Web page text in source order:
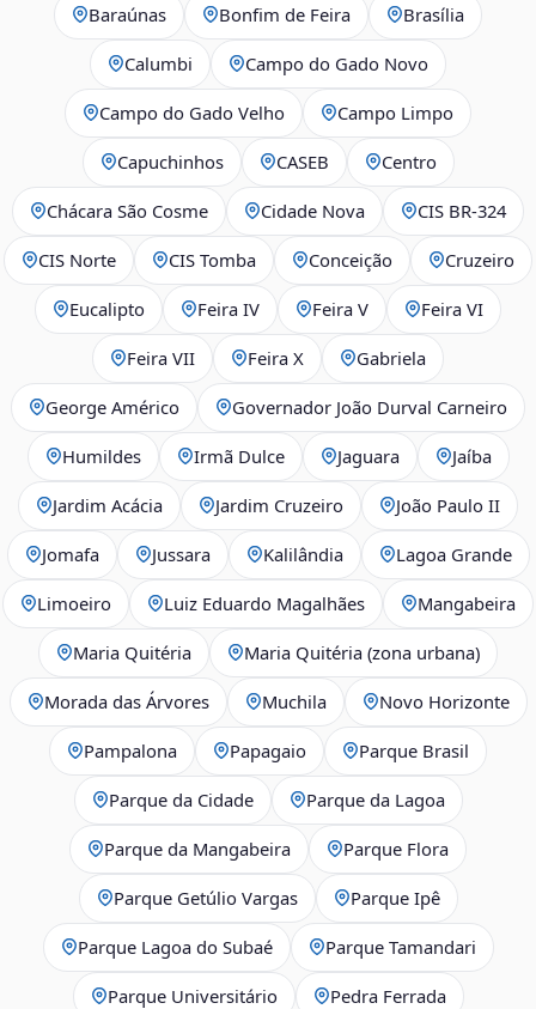
Baraúnas Bonfim de Feira Brasília
Calumbi Campo do Gado Novo
Campo do Gado Velho Campo Limpo
Capuchinhos CASEB Centro
Chácara São Cosme Cidade Nova CIS BR‑324
CIS Norte CIS Tomba Conceição Cruzeiro
Eucalipto Feira IV Feira V Feira VI
Feira VII Feira X Gabriela
George Américo Governador João Durval Carneiro
Humildes Irmã Dulce Jaguara Jaíba
Jardim Acácia Jardim Cruzeiro João Paulo II
Jomafa Jussara Kalilândia Lagoa Grande
Limoeiro Luiz Eduardo Magalhães Mangabeira
Maria Quitéria Maria Quitéria (zona urbana)
Morada das Árvores Muchila Novo Horizonte
Pampalona Papagaio Parque Brasil
Parque da Cidade Parque da Lagoa
Parque da Mangabeira Parque Flora
Parque Getúlio Vargas Parque Ipê
Parque Lagoa do Subaé Parque Tamandari
Parque Universitário Pedra Ferrada